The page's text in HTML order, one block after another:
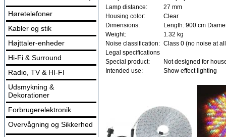
Høretelefoner
Kabler og stik
Højttaler-enheder
Hi-Fi & Surround
Radio, TV & HI-FI
Udsmykning &
Dekorationer
Forbrugerelektronik
Overvågning og Sikkerhed
Lamp distance:
27 mm
Housing color:
Clear
Dimensions:
Length: 900 cm
Weight:
1.32 kg
Noise classification: Class 0 (no noise at
Legal specifications
Special product:
Not designed for
Intended use:
Show effect lighting